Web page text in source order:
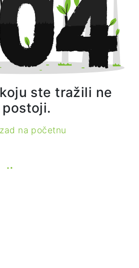
ste tražili ne
postoji.
na početnu